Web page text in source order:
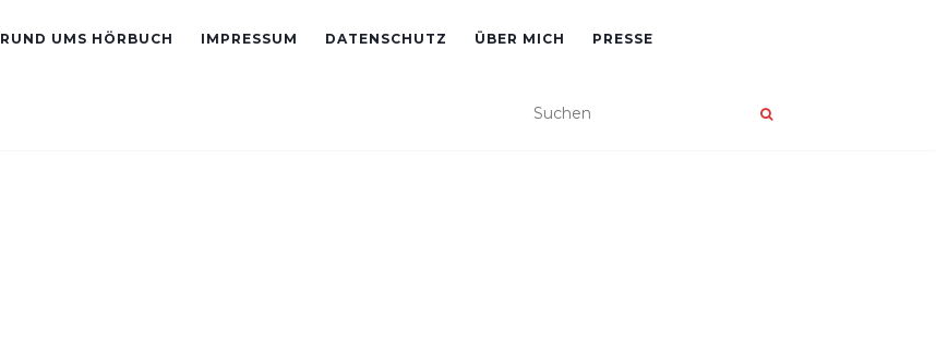
RUND UMS HÖRBUCH IMPRESSUM DATENSCHUTZ ÜBER MICH PRESSE